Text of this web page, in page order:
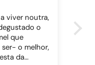
viver noutra,
o
que
o melhor,
da